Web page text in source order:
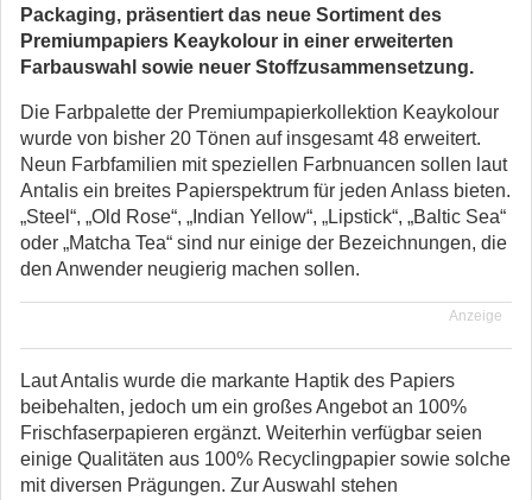
Packaging, präsentiert das neue Sortiment des
Premiumpapiers Keaykolour in einer erweiterten
Farbauswahl sowie neuer Stoffzusammensetzung.
Die Farbpalette der Premiumpapierkollektion Keaykolour
wurde von bisher 20 Tönen auf insgesamt 48 erweitert.
Neun Farbfamilien mit speziellen Farbnuancen sollen laut
Antalis ein breites Papierspektrum für jeden Anlass bieten.
„Steel“, „Old Rose“, „Indian Yellow“, „Lipstick“, „Baltic Sea“
oder „Matcha Tea“ sind nur einige der Bezeichnungen, die
den Anwender neugierig machen sollen.
Anzeige
Laut Antalis wurde die markante Haptik des Papiers
beibehalten, jedoch um ein großes Angebot an 100%
Frischfaserpapieren ergänzt. Weiterhin verfügbar seien
einige Qualitäten aus 100% Recyclingpapier sowie solche
mit diversen Prägungen. Zur Auswahl stehen